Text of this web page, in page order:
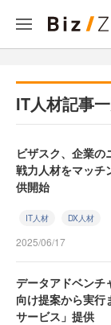
IT人材記事
ビザスク、企業の
戦力人材をマッ
供開始
IT人材 DX人材
2025/06/17
データアドベンチ
向け提案から実行
サービス」提供